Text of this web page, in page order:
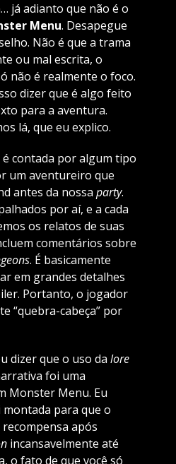
já adianto que não é o
Menu. Desapegue
Não é que a trama
ou mal escrita, o
não é realmente o foco.
dizer que é algo feito
para a aventura.
lá, que eu explico.
contada por algum tipo
um aventureiro que
antes da nossa party.
por aí, e a cada
os relatos de suas
comentários sobre
. É basicamente
em grandes detalhes
Portanto, o jogador
“quebra-cabeça” por
dizer que o uso da lore
foi uma
Monster Menu. Eu
para que o
após
incansavelmente até
o fato de que você só